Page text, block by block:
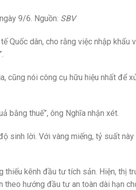
9/6. Nguồn: SBV
Quốc dân, cho rằng việc nhập khẩu
cũng nói công cụ hữu hiệu nhất để
bằng thuế”, ông Nghĩa nhận xét.
sinh lời. Với vàng miếng, tỷ suất
thiếu kênh đầu tư tích sản. Hiện, thị
theo hướng đầu tư an toàn dài hạn